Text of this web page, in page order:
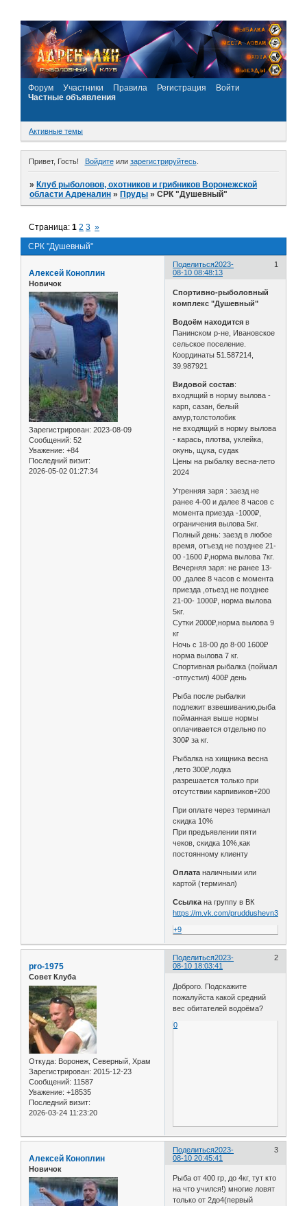
Форум Участники Правила Регистрация
Войти
Частные объявления
Активные темы
Привет, Гость! Войдитеили зарегистрируйтесь.
»Клуб рыболовов, охотников и грибников Воронежской
области Адреналин »Пруды »СРК "Душевный"
СРК "Душевный"
Страница:1 2 3 »
Поделиться 1
2023-
08-10 08:48:13
Алексей Коноплин
Новичок
Зарегистрирован: 2023-08-09
Сообщений: 52
Уважение: +84
Последний визит:
2026-05-02 01:27:34
Спортивно-рыболовный
комплекс "Душевный"
Водоём находится в
Панинском р-не, Ивановское
сельское поселение.
Координаты 51.587214,
39.987921
Видовой состав:
входящий в норму вылова -
карп, сазан, белый
амур,толстолобик
не входящий в норму вылова
- карась, плотва, уклейка,
окунь, щука, судак
Цены на рыбалку весна-лето
2024
Утренняя заря : заезд не
ранее 4-00 и далее 8 часов с
момента приезда -1000₽,
ограничения вылова 5кг.
Полный день: заезд в любое
время, отъезд не позднее 21-
00 -1600 ₽,норма вылова 7кг.
Вечерняя заря: не ранее 13-
00 ,далее 8 часов с момента
приезда ,отьезд не позднее
21-00- 1000₽, норма вылова
5кг.
Сутки 2000₽,норма вылова 9
кг
Ночь с 18-00 до 8-00 1600₽
норма вылова 7 кг.
Спортивная рыбалка (поймал
-отпустил) 400₽ день
Рыба после рыбалки
подлежит взвешиванию,рыба
пойманная выше нормы
оплачивается отдельно по
300₽ за кг.
Рыбалка на хищника весна
,лето 300₽,лодка
разрешается только при
отсутствии карпивиков+200
При оплате через терминал
скидка 10%
При предъявлении пяти
чеков, скидка 10%,как
постоянному клиенту
Оплатаналичными или
картой (терминал)
Ссылкана группу в ВК
https://m.vk.com/pruddushevn36
+9
Поделиться 2
2023-
08-10 18:03:41
pro-1975
Совет Клуба
Откуда: Воронеж, Северный, Храм
Зарегистрирован: 2015-12-23
Сообщений: 11587
Уважение: +18535
Последний визит:
2026-03-24 11:23:20
Доброго. Подскажите
пожалуйста какой средний
вес обитателей водоёма?
0
Поделиться 3
2023-
08-10 20:45:41
Алексей Коноплин
Новичок
Рыба от 400 гр, до 4кг, тут кто
на что учился!) многие ловят
только от 2до4(первый